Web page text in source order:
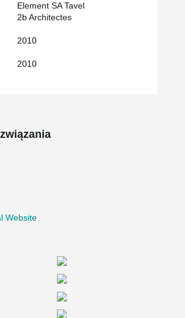
Element SA Tavel
2b Architectes
2010
2010
Website